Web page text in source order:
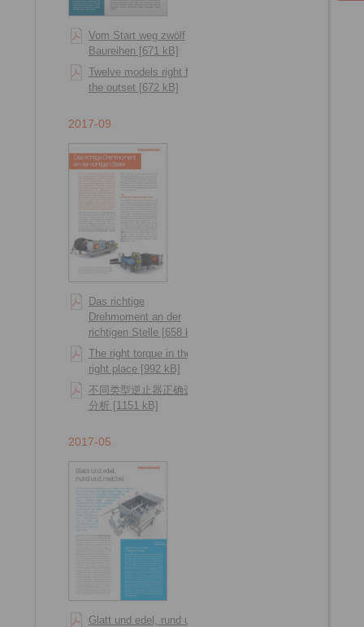
Vom Start weg zwölf
Baureihen [671 kB]
Twelve models right from
the outset [672 kB]
2017-09
Das richtige
Drehmoment an der
richtigen Stelle [658 kB]
The right torque in the
right place [992 kB]
不同类型逆止器正确选型
分析 [1151 kB]
2017-05
Glatt und edel, rund und